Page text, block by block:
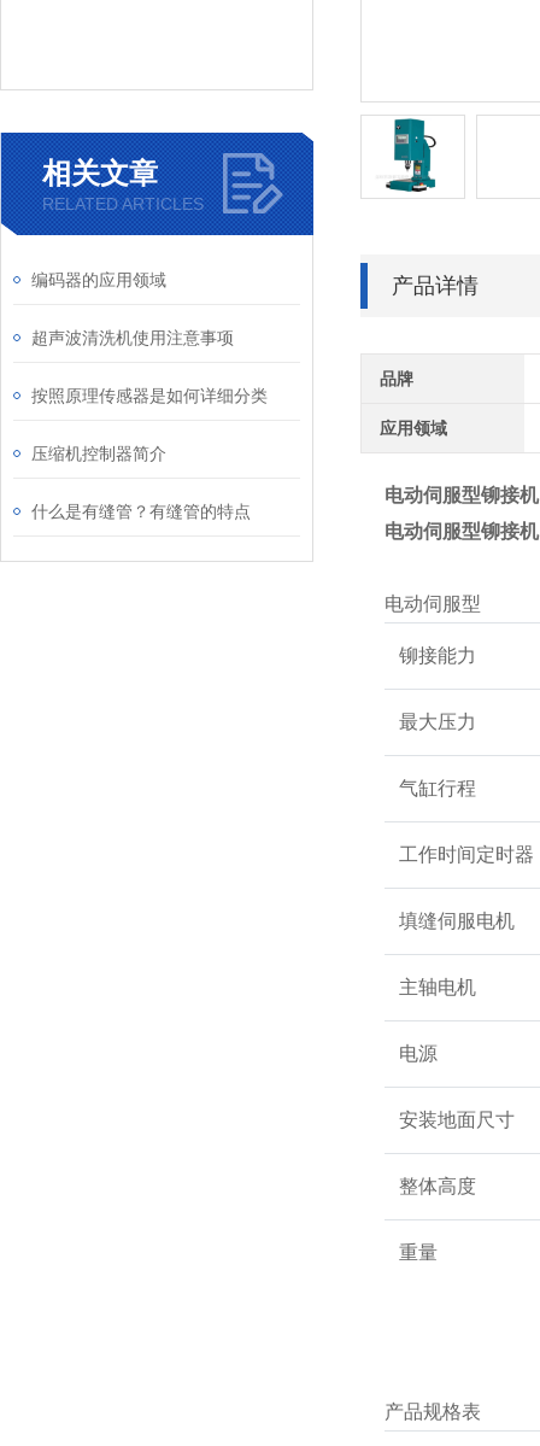
相关文章
RELATED ARTICLES
编码器的应用领域
超声波清洗机使用注意事项
按照原理传感器是如何详细分类
压缩机控制器简介
什么是有缝管？有缝管的特点
产品详情
品牌
应用领域
电动伺服型铆接
电动伺服型铆接
电动伺服型
铆接能力
最大压力
气缸行程
工作时间定时器
填缝伺服电机
主轴电机
电源
安装地面尺寸
整体高度
重量
产品规格表